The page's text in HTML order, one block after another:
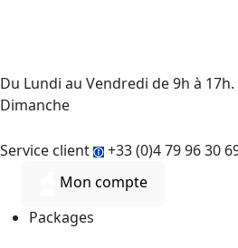
Du Lundi au Vendredi de 9h à
Dimanche
Service client
+33 (0)4 79 96 30
Mon compte
Packages